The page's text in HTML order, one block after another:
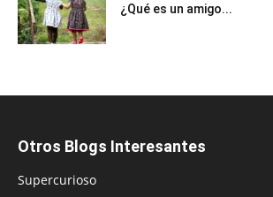
¿Qué es un amigo...
Otros Blogs Interesantes
Supercurioso